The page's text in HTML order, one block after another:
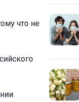
что не